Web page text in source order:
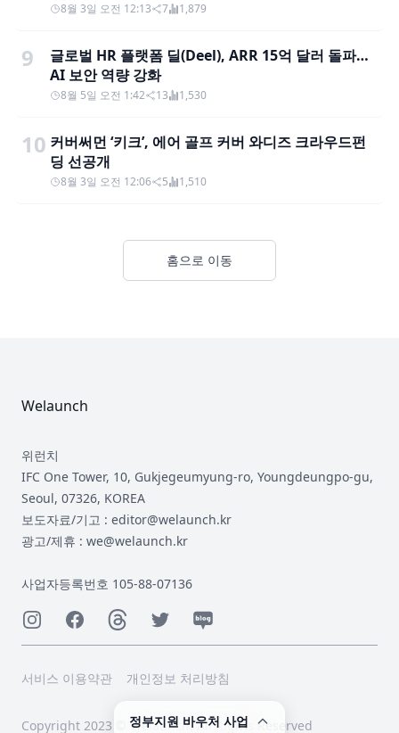
8월 3일 오전 12:13 7 1,879
9
글로벌 HR 플랫폼 딜(Deel), ARR 15억 달러 돌파…
AI 보안 역량 강화
8월 5일 오전 1:42 13 1,530
10 커버써먼 ‘키크’, 에어 골프 커버 와디즈 크라우드펀
딩 선공개
8월 3일 오전 12:06 5 1,510
홈으로 이동
Welaunch
위런치
IFC One Tower, 10, Gukjegeumyung-ro, Youngdeungpo-gu,
Seoul, 07326, KOREA
보도자료/기고 : editor@welaunch.kr
광고/제휴 : we@welaunch.kr
사업자등록번호 105-88-07136
InstagramFacebookThreadsTwitterNaver
서비스 이용약관 개인정보 처리방침
Copyright 2023 © Welaunch. All Rights Reserved
정부지원 바우처 사업